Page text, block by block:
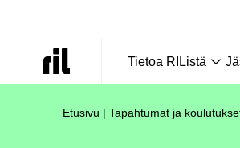
Tietoa RIListä
Etusivu | Tapahtumat ja